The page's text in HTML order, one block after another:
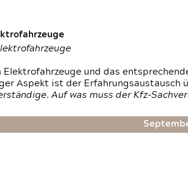
und das
Aspekt ist der Erfahrungsaustausch
Auf was muss der Kfz-